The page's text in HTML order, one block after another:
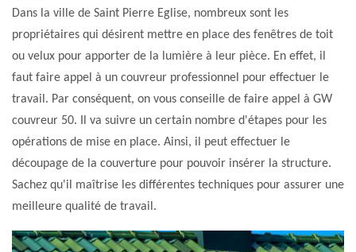
Dans la ville de Saint Pierre Eglise, nombreux sont les
propriétaires qui désirent mettre en place des fenêtres de toit
ou velux pour apporter de la lumière à leur pièce. En effet, il
faut faire appel à un couvreur professionnel pour effectuer le
travail. Par conséquent, on vous conseille de faire appel à GW
couvreur 50. Il va suivre un certain nombre d'étapes pour les
opérations de mise en place. Ainsi, il peut effectuer le
découpage de la couverture pour pouvoir insérer la structure.
Sachez qu'il maîtrise les différentes techniques pour assurer une
meilleure qualité de travail.